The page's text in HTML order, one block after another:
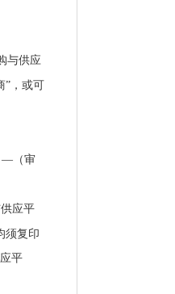
与供应
”，或可
—（审
应平
须复印
平